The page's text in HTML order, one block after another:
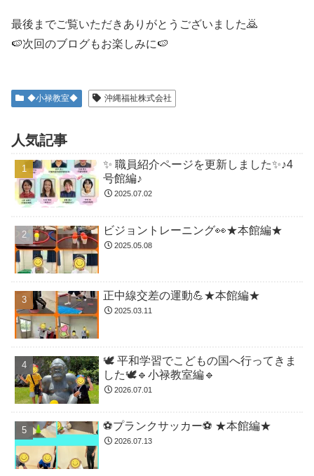
最後までご覧いただきありがとうございました🙇
🍉次回のブログもお楽しみに🍉
◆小禄教室◆ 沖縄福祉株式会社
人気記事
✨ 職員紹介ページを更新しました✨♪4
号館編♪
2025.07.02
ビジョントレーニング👀★本館編★
2025.05.08
正中線交差の運動💪★本館編★
2025.03.11
🕊️ 平和学習でこどもの国へ行ってきま
した🕊️🔹小禄教室編🔹
2026.07.01
⚽️プランクサッカー⚽️ ★本館編★
2026.07.13